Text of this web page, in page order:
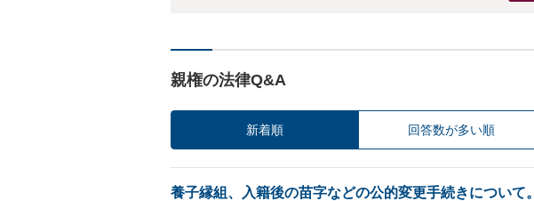
親権の法律Q&A
新着順 回答数が多い順
養子縁組、入籍後の苗字などの公的変更手続きについて。